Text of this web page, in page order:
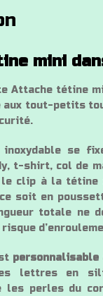
mini
Attache tétine
aux tout-petits
se
t-shirt, col de
clip à la tétine
soit en
totale ne
personnalisable
lettres en
les perles du